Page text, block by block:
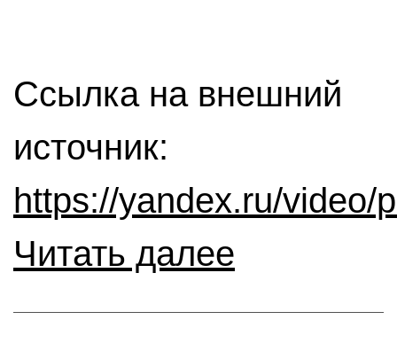
Ссылка на внешний
источник:
https://yandex.ru/video/
Читать далее